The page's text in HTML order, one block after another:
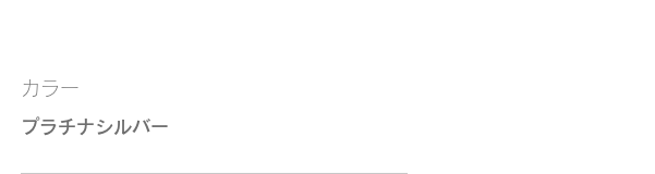
カラー
プラチナシルバー